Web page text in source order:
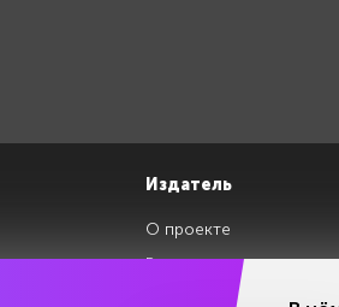
Издатель
О проекте
Редакция